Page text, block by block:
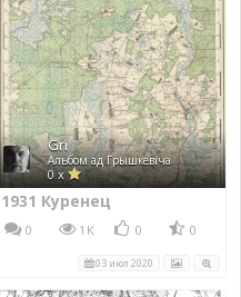
Gri
Альбом ад Грышкевіча
0 x
1931 Куренец
0 1К 0 0
03 июл 2020